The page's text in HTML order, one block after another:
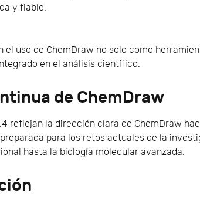
y fiable.
el uso de ChemDraw no solo como
en el análisis científico.
de ChemDraw
reflejan la dirección clara de ChemDraw
para los retos actuales de la
hasta la biología molecular avanzada.